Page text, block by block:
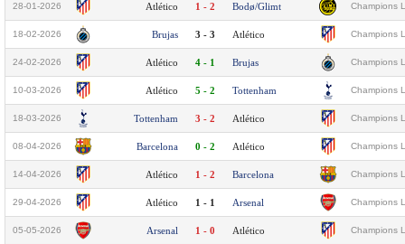
28-01-2026 Atlético 1 - 2 Bodø/Glimt Champions
18-02-2026 Brujas 3 - 3 Atlético Champions
24-02-2026 Atlético 4 - 1 Brujas Champions
10-03-2026 Atlético 5 - 2 Tottenham Champions
18-03-2026 Tottenham 3 - 2 Atlético Champions
08-04-2026 Barcelona 0 - 2 Atlético Champions
14-04-2026 Atlético 1 - 2 Barcelona Champions
29-04-2026 Atlético 1 - 1 Arsenal Champions
05-05-2026 Arsenal 1 - 0 Atlético Champions